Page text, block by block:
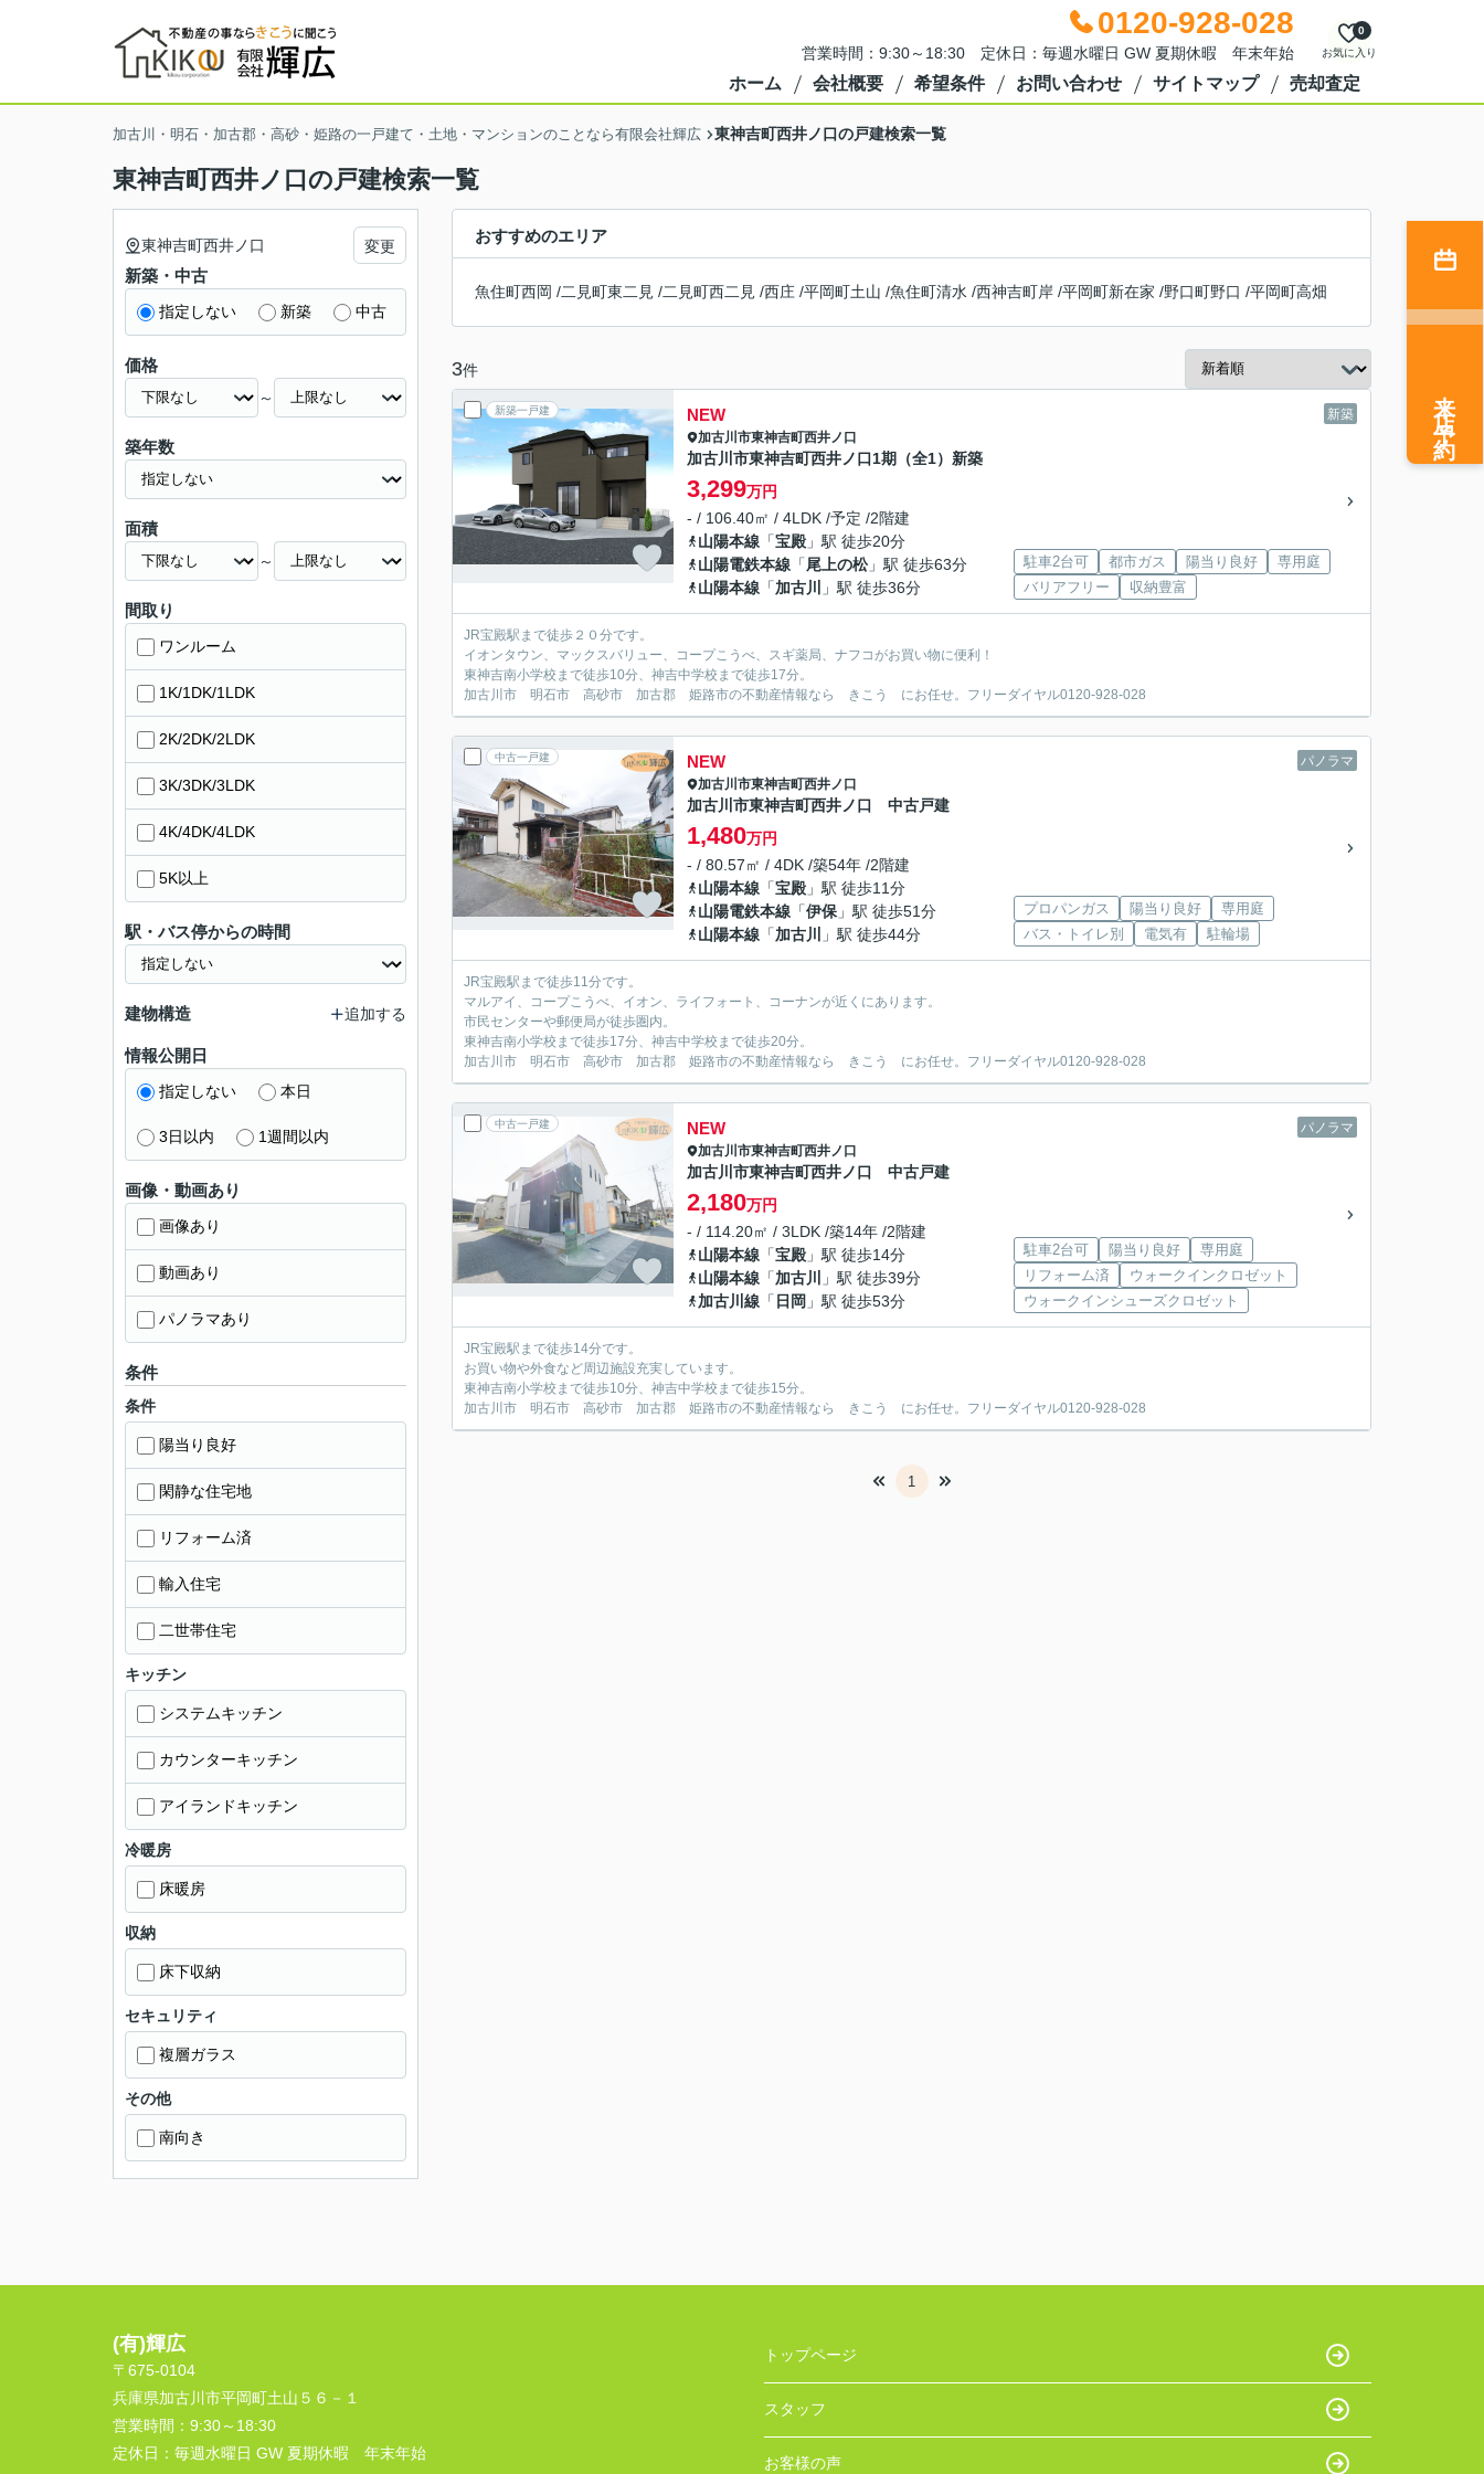
0120-928-028
営業時間：9:30～18:30 定休日：毎週水曜日 GW 夏期休暇 年末年始 お気に入り
0
ホーム 会社概要 希望条件 お問い合わせ サイトマップ 売却査定
加古川・明石・加古郡・高砂・姫路の一戸建て・土地・マンションのことなら有限会社輝広 東神吉町西井ノ口の戸建検索一覧
東神吉町西井ノ口の戸建検索一覧
おすすめのエリア
魚住町西岡 /二見町東二見 /二見町西二見 /西庄 /平岡町土山 /魚住町清水 /西神吉町岸 /平岡町新在家 /野口町野口 /平岡町高畑
3件
新築一戸建 新築
NEW
加古川市東神吉町西井ノ口
加古川市東神吉町西井ノ口1期（全1）新築
3,299万円
- / 106.40㎡ / 4LDK /予定 /2階建
山陽本線 「宝殿 」駅 徒歩20分
山陽電鉄本線 「尾上の松」駅 徒歩63分
山陽本線 「加古川 」駅 徒歩36分
駐車2台可 都市ガス 陽当り良好
専用庭
バリアフリー
収納豊富
JR宝殿駅まで徒歩２０分です。
イオンタウン、マックスバリュー、コープこうべ、スギ薬局、ナフコがお買い物に便利！
東神吉南小学校まで徒歩10分、神吉中学校まで徒歩17分。
加古川市 明石市 高砂市 加古郡 姫路市の不動産情報なら きこう にお任せ。フリーダイヤル0120-928-028
中古一戸建 パノラマ
NEW
加古川市東神吉町西井ノ口
加古川市東神吉町西井ノ口 中古戸建
1,480万円
- / 80.57㎡ / 4DK /築54年 /2階建
山陽本線 「宝殿 」駅 徒歩11分
山陽電鉄本線 「伊保 」駅 徒歩51分
山陽本線 「加古川 」駅 徒歩44分
プロパンガス 陽当り良好
専用庭
バス・トイレ別
電気有 駐輪場
JR宝殿駅まで徒歩11分です。
マルアイ、コープこうべ、イオン、ライフォート、コーナンが近くにあります。
市民センターや郵便局が徒歩圏内。
東神吉南小学校まで徒歩17分、神吉中学校まで徒歩20分。
加古川市 明石市 高砂市 加古郡 姫路市の不動産情報なら きこう にお任せ。フリーダイヤル0120-928-028
中古一戸建 パノラマ
NEW
加古川市東神吉町西井ノ口
加古川市東神吉町西井ノ口 中古戸建
2,180万円
- / 114.20㎡ / 3LDK /築14年 /2階建
山陽本線 「宝殿 」駅 徒歩14分
山陽本線 「加古川
」駅 徒歩39分
加古川線 「 日岡 」駅 徒歩53分
駐車2台可 陽当り良好
専用庭
リフォーム済
ウォークインクロゼット
ウォークインシューズクロゼット
JR宝殿駅まで徒歩14分です。
お買い物や外食など周辺施設充実しています。
東神吉南小学校まで徒歩10分、神吉中学校まで徒歩15分。
加古川市 明石市 高砂市 加古郡 姫路市の不動産情報なら きこう にお任せ。フリーダイヤル0120-928-028
1
東神吉町西井ノ口 変更
新築・中古
指定しない 新築 中古
価格
～
築年数
面積
～
間取り
ワンルーム
1K/1DK/1LDK
2K/2DK/2LDK
3K/3DK/3LDK
4K/4DK/4LDK
5K以上
駅・バス停からの時間
建物構造 追加する
情報公開日
指定しない 本日
3日以内 1週間以内
画像・動画あり
画像あり
動画あり
パノラマあり
条件
条件
陽当り良好
閑静な住宅地
リフォーム済
輸入住宅
二世帯住宅
キッチン
システムキッチン
カウンターキッチン
アイランドキッチン
冷暖房
床暖房
収納
床下収納
セキュリティ
複層ガラス
その他
南向き
来店予約
(有)輝広
〒675-0104
兵庫県加古川市平岡町土山５６－１
営業時間： 9:30～18:30
定休日： 毎週水曜日 GW 夏期休暇 年末年始
トップページ
スタッフ
お客様の声